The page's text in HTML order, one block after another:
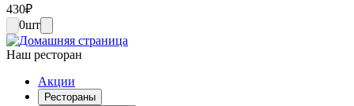
430₽
0шт
Наш ресторан
Акции
Рестораны